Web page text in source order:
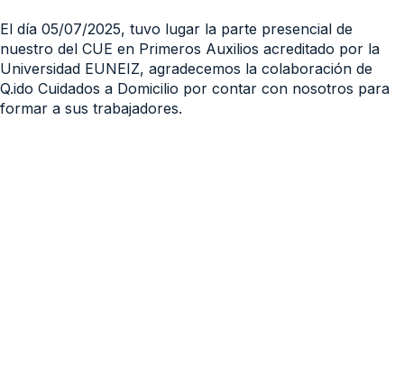
El día 05/07/2025, tuvo lugar la parte presencial de
nuestro del CUE en Primeros Auxilios acreditado por la
Universidad EUNEIZ, agradecemos la colaboración de
Q.ido Cuidados a Domicilio por contar con nosotros para
formar a sus trabajadores.